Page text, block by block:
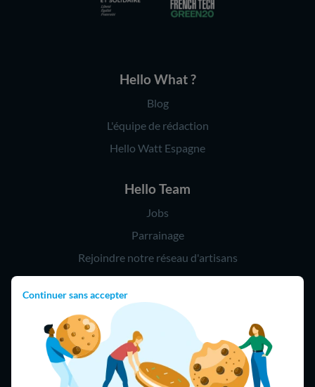
Continuer sans accepter
Hello What ?
Blog
L'équipe de rédaction
Hello Watt Espagne
Hello Team
Jobs
Parrainage
Rejoindre notre réseau d'artisans
Hello !
09 75 18 60 60
(8h-21h)
75018 Paris